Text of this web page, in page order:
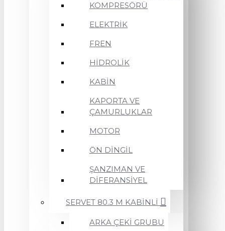
KOMPRESÖRÜ
ELEKTRİK
FREN
HİDROLİK
KABİN
KAPORTA VE
ÇAMURLUKLAR
MOTOR
ÖN DİNGİL
ŞANZIMAN VE
DİFERANSİYEL
SERVET 80.3 M KABİNLİ
ARKA ÇEKİ GRUBU